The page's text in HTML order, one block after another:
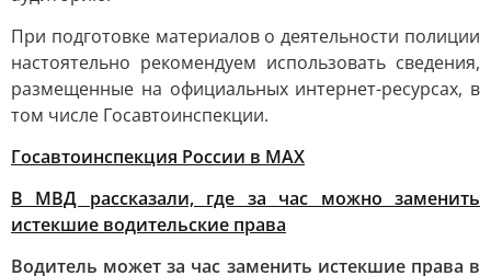
При подготовке материалов о деятельности полиции
настоятельно рекомендуем использовать сведения,
размещенные на официальных интернет-ресурсах, в
том числе Госавтоинспекции.
Госавтоинспекция России в МАХ
В МВД рассказали, где за час можно заменить
истекшие водительские права
Водитель может за час заменить истекшие права в